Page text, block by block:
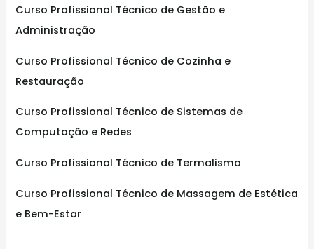
:Curso Profissional Técnico de Gestão e
Administração
Curso Profissional Técnico de Cozinha e
Restauração
Curso Profissional Técnico de Sistemas de
Computação e Redes
Curso Profissional Técnico de Termalismo
Curso Profissional Técnico de Massagem de Estética
e Bem-Estar